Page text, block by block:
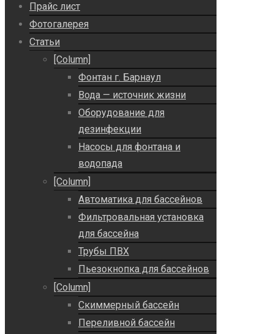
Прайс лист
Фотогалерея
Статьи
[Column]
Фонтан г. Барнаул
Вода — источник жизни
Оборудование для
дезинфекции
Насосы для фонтана и
водопада
[Column]
Автоматика для бассейнов
Фильтровальная установка
для бассейна
Трубы ПВХ
Пьезокнопка для бассейнов
[Column]
Скиммерный бассейн
Переливной бассейн